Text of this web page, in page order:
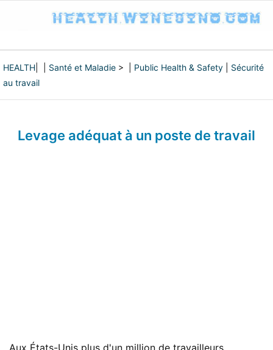
HEALTH Santé et Maladie > | Public Health & Safety
Sécurité
au travail
Levage adéquat à un poste de travail
Aux États-Unis plus d'un million de travailleurs